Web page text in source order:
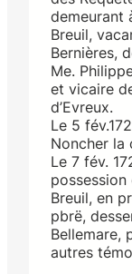
demeurant
Breuil,
Bernières,
Me.
et vicaire
d’Evreux.
Le 5
Noncher la
Le 7 fév.
Breuil, en
pbrë,
Bellemare,
autres